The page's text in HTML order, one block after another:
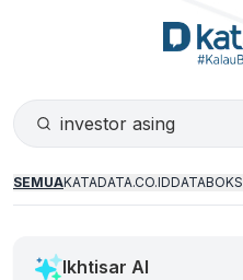
SEMUAKATADATA.CO.IDDATABOKS
Ikhtisar AI